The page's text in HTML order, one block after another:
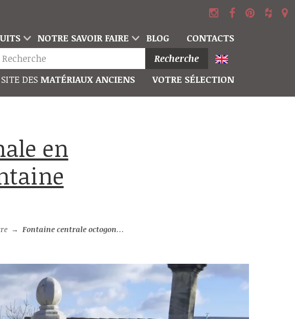
NOTRE SAVOIR FAIRE BLOG
CONTACTS
Recherche
DES MATÉRIAUX ANCIENS VOTRE SÉLECTION
→ Fontaine centrale octogonale en pierre d'Avy : une belle fontaine provençale !